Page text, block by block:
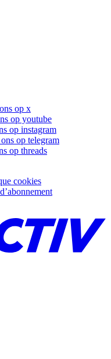
op x
op youtube
op instagram
op telegram
op threads
cookies